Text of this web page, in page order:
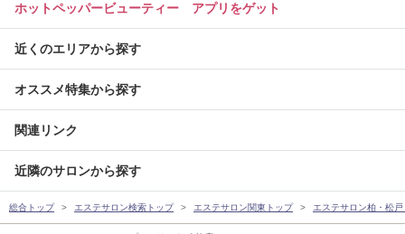
ホットペッパービューティー アプリをゲット
近くのエリアから探す
オススメ特集から探す
関連リンク
近隣のサロンから探す
総合トップ エステサロン検索トップ エステサロン関東トップ エステサロン柏・松